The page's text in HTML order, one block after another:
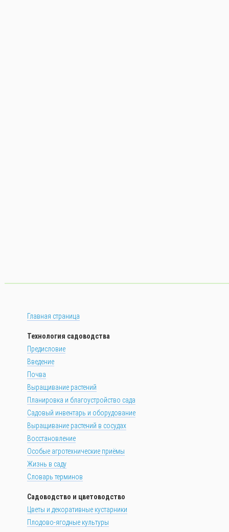
Главная страница
Технология садоводства
Предисловие
Введение
Почва
Выращивание растений
Планировка и благоустройство сада
Садовый инвентарь и оборудование
Выращивание растений в сосудах
Восстановление
Особые агротехнические приёмы
Жизнь в саду
Словарь терминов
Садоводство и цветоводство
Цветы и декоративные кустарники
Плодово-ягодные культуры